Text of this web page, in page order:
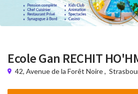
Ecole Gan RECHIT
42, Avenue de la Forêt Noire,